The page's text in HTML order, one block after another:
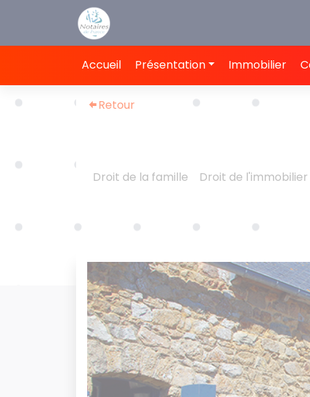
Accueil Présentation Immobilier
Retour
Droit de la famille Droit de l'immobilier
Panneau de gestion des cookies